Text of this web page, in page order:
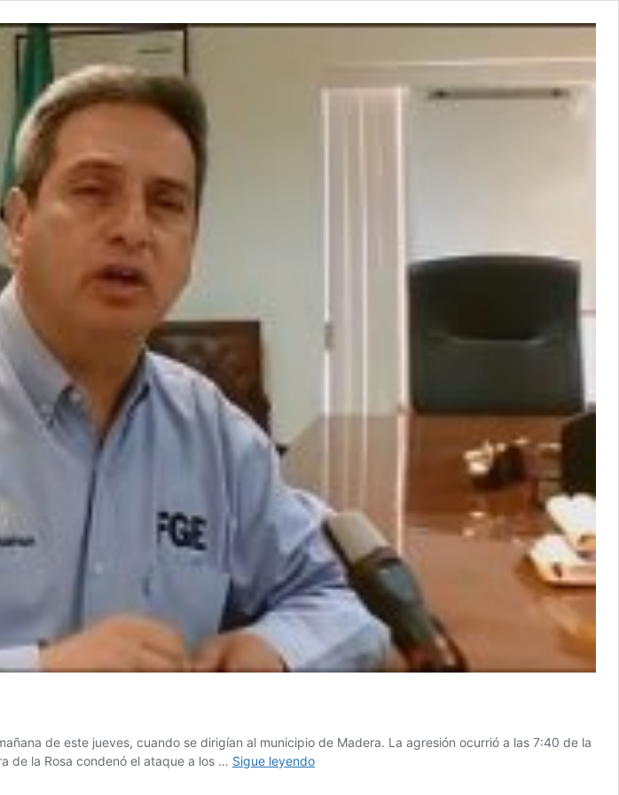
de este jueves, cuando se dirigían al municipio de Madera. La agresión ocurrió a las 7:40 de la
de la Rosa condenó el ataque a los … Sigue leyendoAtacan